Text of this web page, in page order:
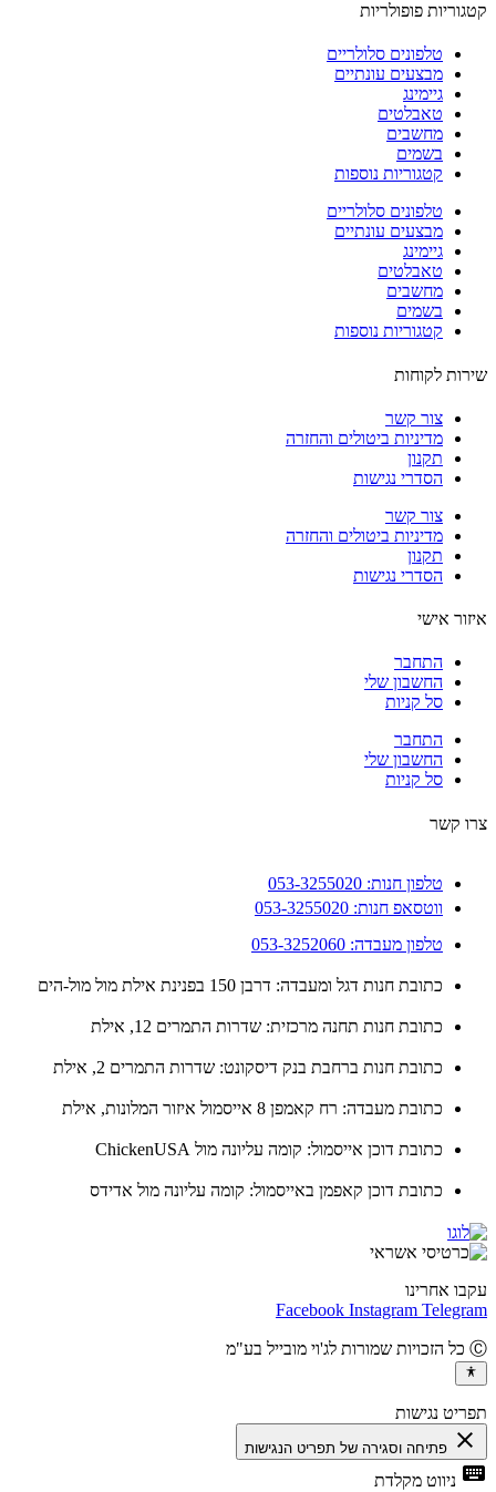
פופולריות
טלפונים סלולריים
מבצעים עונתיים
גיימינג
טאבלטים
מחשבים
בשמים
קטגוריות נוספות
טלפונים סלולריים
מבצעים עונתיים
גיימינג
טאבלטים
מחשבים
בשמים
קטגוריות נוספות
לקוחות
צור קשר
מדיניות ביטולים והחזרה
תקנון
הסדרי נגישות
צור קשר
מדיניות ביטולים והחזרה
תקנון
הסדרי נגישות
אישי
התחבר
החשבון שלי
סל קניות
התחבר
החשבון שלי
סל קניות
קשר
טלפון חנות: 053-3255020
ווטסאפ חנות: 053-3255020
טלפון מעבדה: 053-3252060
כתובת חנות דגל ומעבדה: דרבן 150 בפנינת אילת מול מול-הים
כתובת חנות תחנה מרכזית: שדרות התמרים 12, אילת
כתובת חנות ברחבת בנק דיסקונט: שדרות התמרים 2, אילת
כתובת מעבדה: רח קאמפן 8 אייסמול איזור המלונות, אילת
כתובת דוכן אייסמול: קומה עליונה מול ChickenUSA
כתובת דוכן קאפמן באייסמול: קומה עליונה מול אדידס
אחרינו
Facebook Instagram
נגישות
פתיחה וסגירה של תפריט הנגישות
ניווט מקלדת